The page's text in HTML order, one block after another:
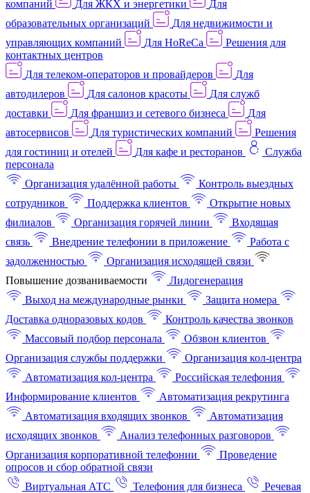
компаний
Для ЖКХ и энергетики
Для
образовательных организаций
Для недвижимости и
управляющих компаний
Для HoReCa
Решения для
контактных центров
Для телеком-операторов и провайдеров
Для
автодилеров
Для салонов красоты
Для служб
доставки
Для франшиз и сетевого бизнеса
Для
автосервисов
Для туристических компаний
Решения
для гостиниц и отелей
Для кафе и ресторанов
Служба
персонала
Организация удалённой работы
Контроль выездных
сотрудников
Поддержка клиентов
Открытие новых
филиалов
Организация горячей линии
Входящая
связь
Внедрение телефонии в приложение
Работа с
задолженностью
Организация исходящей связи
Повышение дозваниваемости
Лидогенерация
Выход на международные рынки
Защита номера
Доставка одноразовых кодов
Контроль качества звонков
Массовый подбор персонала
Обзвон клиентов
Организация службы поддержки
Организация кол-центра
Автоматизация кол-центра
Российская телефония
Информирование клиентов
Автоматизация рекрутинга
Автоматизация входящих звонков
Автоматизация
исходящих звонков
Анализ телефонных разговоров
Организация корпоративной телефонии
Проведение
опросов и сбор обратной связи
Виртуальная АТС
Телефония для бизнеса
Речевая